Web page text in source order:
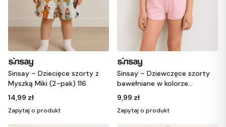
Sinsay – Dziecięce szorty z
Myszką Miki (2-pak) 116
14,99 zł
Zapytaj o produkt
Sinsay – Dziewczęce szorty
bawełniane w kolorze
jasnoróżowym 158
9,99 zł
Zapytaj o produkt